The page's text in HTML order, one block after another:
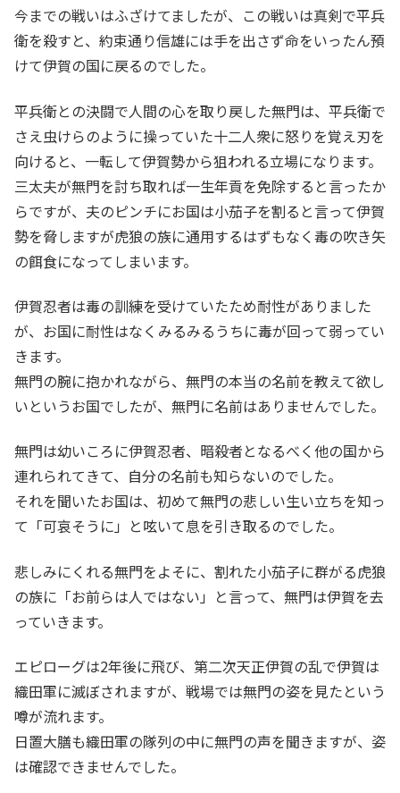
今までの戦いはふざけてましたが、この戦いは真剣で平兵
衛を殺すと、約束通り信雄には手を出さず命をいったん預
けて伊賀の国に戻るのでした。
平兵衛との決闘で人間の心を取り戻した無門は、平兵衛で
さえ虫けらのように操っていた十二人衆に怒りを覚え刃を
向けると、一転して伊賀勢から狙われる立場になります。
三太夫が無門を討ち取れば一生年貢を免除すると言ったか
らですが、夫のピンチにお国は小茄子を割ると言って伊賀
勢を脅しますが虎狼の族に通用するはずもなく毒の吹き矢
の餌食になってしまいます。
伊賀忍者は毒の訓練を受けていたため耐性がありました
が、お国に耐性はなくみるみるうちに毒が回って弱ってい
きます。
無門の腕に抱かれながら、無門の本当の名前を教えて欲し
いというお国でしたが、無門に名前はありませんでした。
無門は幼いころに伊賀忍者、暗殺者となるべく他の国から
連れられてきて、自分の名前も知らないのでした。
それを聞いたお国は、初めて無門の悲しい生い立ちを知っ
て「可哀そうに」と呟いて息を引き取るのでした。
悲しみにくれる無門をよそに、割れた小茄子に群がる虎狼
の族に「お前らは人ではない」と言って、無門は伊賀を去
っていきます。
エピローグは2年後に飛び、第二次天正伊賀の乱で伊賀は
織田軍に滅ぼされますが、戦場では無門の姿を見たという
噂が流れます。
日置大膳も織田軍の隊列の中に無門の声を聞きますが、姿
は確認できませんでした。